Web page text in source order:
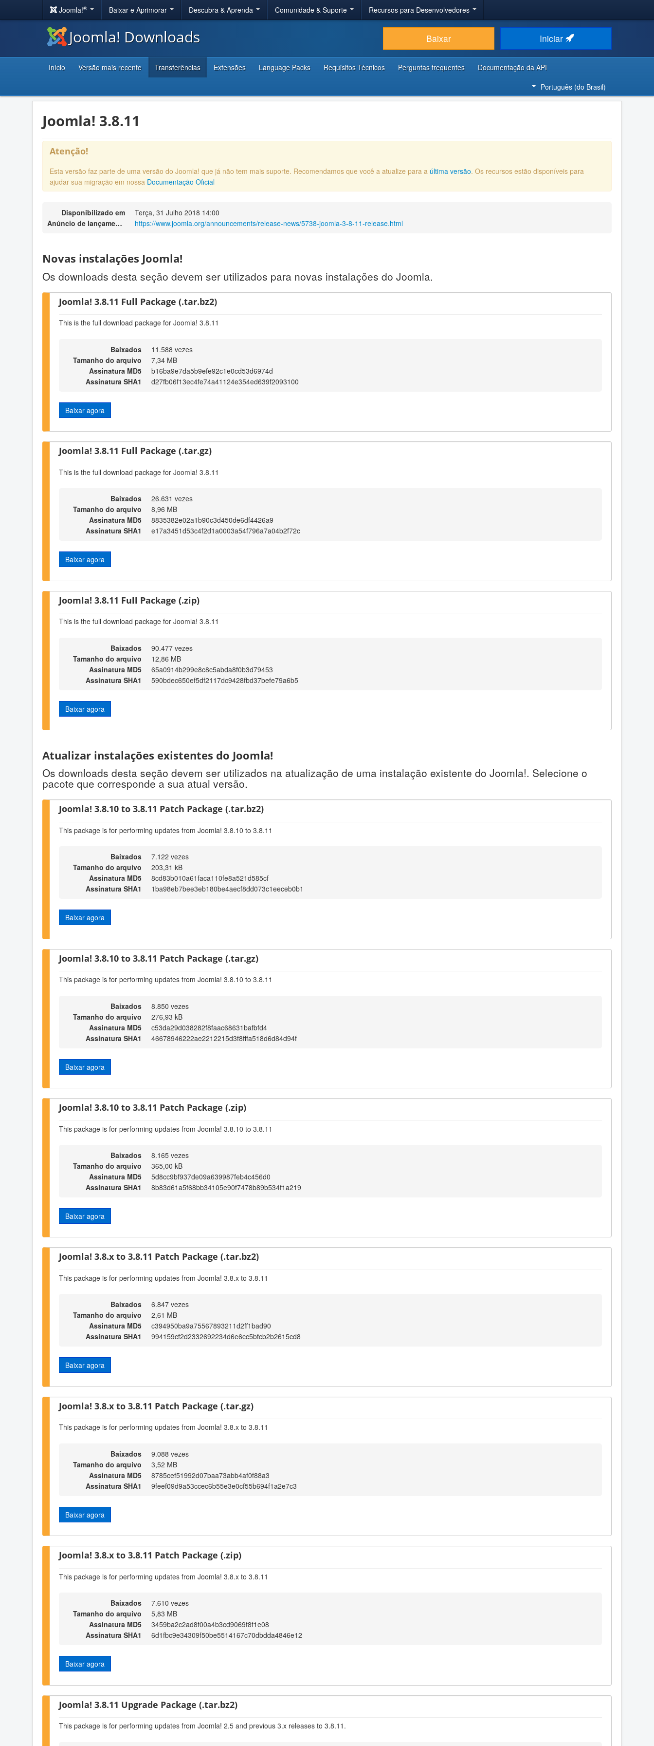
Joomla!® Baixar e Aprimorar Descubra & Aprenda Comunidade & Suporte Recursos para Desenvolvedores
Joomla! Downloads Baixar Iniciar
Início Versão mais recente Transferências Extensões Language Packs Requisitos Técnicos Perguntas frequentes
Documentação da API
Português (do Brasil)
Joomla! 3.8.11
Atenção!
Esta versão faz parte de uma versão do Joomla! que já não tem mais suporte. Recomendamos que você a atualize para a última versão. Os recursos estão disponíveis para
ajudar sua migração em nossa Documentação Oficial
Disponibilizado em
Terça, 31 Julho 2018 14:00
Anúncio de lançamento
https://www.joomla.org/announcements/release-news/5738-joomla-3-8-11-release.html
Novas instalações Joomla!
Os downloads desta seção devem ser utilizados para novas instalações do Joomla.
Joomla! 3.8.11 Full Package (.tar.bz2)
This is the full download package for Joomla! 3.8.11
Baixados
11.588 vezes
Tamanho do arquivo
7,34 MB
Assinatura MD5
b16ba9e7da5b9efe92c1e0cd53d6974d
Assinatura SHA1
d27fb06f13ec4fe74a41124e354ed639f2093100
Baixar agora
Joomla! 3.8.11 Full Package (.tar.gz)
This is the full download package for Joomla! 3.8.11
Baixados
26.631 vezes
Tamanho do arquivo
8,96 MB
Assinatura MD5
8835382e02a1b90c3d450de6df4426a9
Assinatura SHA1
e17a3451d53c4f2d1a0003a54f796a7a04b2f72c
Baixar agora
Joomla! 3.8.11 Full Package (.zip)
This is the full download package for Joomla! 3.8.11
Baixados
90.477 vezes
Tamanho do arquivo
12,86 MB
Assinatura MD5
65a0914b299e8c8c5abda8f0b3d79453
Assinatura SHA1
590bdec650ef5df2117dc9428fbd37befe79a6b5
Baixar agora
Atualizar instalações existentes do Joomla!
Os downloads desta seção devem ser utilizados na atualização de uma instalação existente do Joomla!. Selecione o
pacote que corresponde a sua atual versão.
Joomla! 3.8.10 to 3.8.11 Patch Package (.tar.bz2)
This package is for performing updates from Joomla! 3.8.10 to 3.8.11
Baixados
7.122 vezes
Tamanho do arquivo
203,31 kB
Assinatura MD5
8cd83b010a61faca110fe8a521d585cf
Assinatura SHA1
1ba98eb7bee3eb180be4aecf8dd073c1eeceb0b1
Baixar agora
Joomla! 3.8.10 to 3.8.11 Patch Package (.tar.gz)
This package is for performing updates from Joomla! 3.8.10 to 3.8.11
Baixados
8.850 vezes
Tamanho do arquivo
276,93 kB
Assinatura MD5
c53da29d038282f8faac68631bafbfd4
Assinatura SHA1
46678946222ae2212215d3f8fffa518d6d84d94f
Baixar agora
Joomla! 3.8.10 to 3.8.11 Patch Package (.zip)
This package is for performing updates from Joomla! 3.8.10 to 3.8.11
Baixados
8.165 vezes
Tamanho do arquivo
365,00 kB
Assinatura MD5
5d8cc9bf937de09a639987feb4c456d0
Assinatura SHA1
8b83d61a5f68bb34105e90f7478b89b534f1a219
Baixar agora
Joomla! 3.8.x to 3.8.11 Patch Package (.tar.bz2)
This package is for performing updates from Joomla! 3.8.x to 3.8.11
Baixados
6.847 vezes
Tamanho do arquivo
2,61 MB
Assinatura MD5
c394950ba9a75567893211d2ff1bad90
Assinatura SHA1
994159cf2d2332692234d6e6cc5bfcb2b2615cd8
Baixar agora
Joomla! 3.8.x to 3.8.11 Patch Package (.tar.gz)
This package is for performing updates from Joomla! 3.8.x to 3.8.11
Baixados
9.088 vezes
Tamanho do arquivo
3,52 MB
Assinatura MD5
8785cef51992d07baa73abb4af0f88a3
Assinatura SHA1
9feef09d9a53ccec6b55e3e0cf55b694f1a2e7c3
Baixar agora
Joomla! 3.8.x to 3.8.11 Patch Package (.zip)
This package is for performing updates from Joomla! 3.8.x to 3.8.11
Baixados
7.610 vezes
Tamanho do arquivo
5,83 MB
Assinatura MD5
3459ba2c2ad8f00a4b3cd9069f8f1e08
Assinatura SHA1
6d1fbc9e34309f50be5514167c70dbdda4846e12
Baixar agora
Joomla! 3.8.11 Upgrade Package (.tar.bz2)
This package is for performing updates from Joomla! 2.5 and previous 3.x releases to 3.8.11.